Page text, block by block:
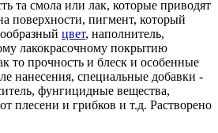
та смола или лак, которые приводят
поверхности, пигмент, который
цвет, наполнитель,
лакокрасочному покрытию
то прочность и блеск и особенные
нанесения, специальные добавки -
фунгицидные вещества,
плесени и грибков и т.д. Растворено